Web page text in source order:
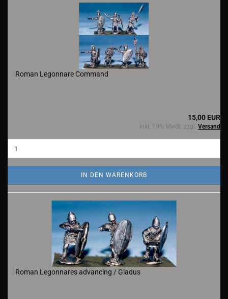
Roman Legonnare Command
15,00 EUR
inkl. 19% MwSt. zzgl. Versand
IN DEN WARENKORB
Roman Legonnares advancing / Gladus